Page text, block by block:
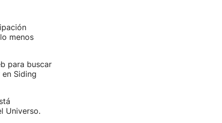
menos
para buscar
Siding
Universo.